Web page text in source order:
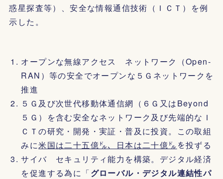
惑星探査等）、安全な情報通信技術（ＩＣＴ）を例
示した。
オープンな無線アクセス ネットワーク（Open-
RAN）等の安全でオープンな５Ｇネットワークを
推進
５Ｇ及び次世代移動体通信網（６Ｇ又はBeyond
５Ｇ）を含む安全なネットワーク及び先端的なＩ
ＣＴの研究・開発・実証・普及に投資。この取組
みに米国は二十五億㌦、日本は二十億㌦を投ずる
サイバ セキュリティ能力を構築。デジタル経済
を促進する為に「グローバル・デジタル連結性パ